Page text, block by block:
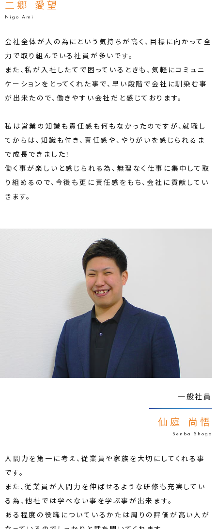
二郷 愛望
Nigo Ami
会社全体が人の為にという気持ちが高く、目標に向かって全
力で取り組んでいる社員が多いです。
また、私が入社したてで困っているときも、気軽にコミュニ
ケーションをとってくれた事で、早い段階で会社に馴染む事
が出来たので、働きやすい会社だと感じております。
私は営業の知識も責任感も何もなかったのですが、就職し
てからは、知識も付き、責任感や、やりがいを感じられるま
で成長できました！
働く事が楽しいと感じられる為、無理なく仕事に集中して取
り組めるので、今後も更に責任感をもち、会社に貢献してい
きます。
一般社員
仙庭 尚悟
Senba Shogo
人間力を第一に考え、従業員や家族を大切にしてくれる事
です。
また、従業員が人間力を伸ばせるような研修も充実してい
る為、他社では学べない事を学ぶ事が出来ます。
ある程度の役職についているかたは周りの評価が高い人が